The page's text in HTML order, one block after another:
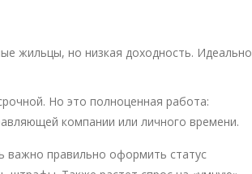
жильцы, но низкая доходность. Идеально
Но это полноценная работа:
компании или личного времени.
важно правильно оформить статус